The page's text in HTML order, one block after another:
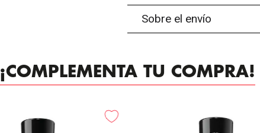
Sobre el envío
¡COMPLEMENTA TU COMPRA!